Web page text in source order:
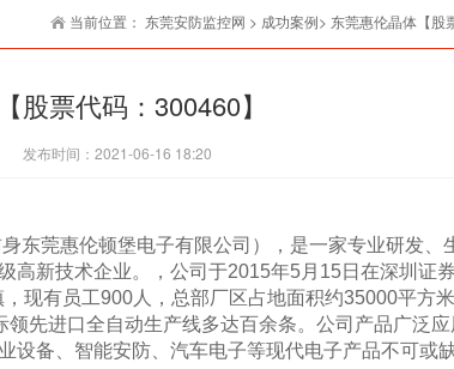
当前位置： 东莞安防监控网 > 成功案例> 东莞惠伦晶体【股
股票代码：300460】
发布时间： 2021-06-16 18:20
莞惠伦顿堡电子有限公司），是一家专业研发、
高新技术企业。
，公司于2015年5月15日在深圳证
现有员工900人，总部厂区占地面积约35000平方
先进口全自动生产线多达百余条。公司产品广泛
设备、智能安防、汽车电子等现代电子产品不可或